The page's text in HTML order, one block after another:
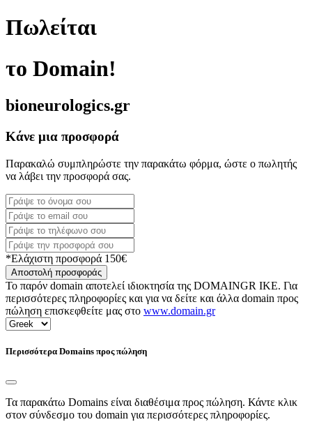
Πωλείται
το Domain!
bioneurologics.gr
Κάνε μια προσφορά
Παρακαλώ συμπληρώστε την παρακάτω φόρμα, ώστε ο πωλητής
να λάβει την προσφορά σας.
*Ελάχιστη προσφορά 150€
Αποστολή προσφοράς
Το παρόν domain αποτελεί ιδιοκτησία της DOMAINGR ΙΚΕ. Για
περισσότερες πληροφορίες και για να δείτε και άλλα domain προς
πώληση επισκεφθείτε μας στο www.domain.gr
Περισσότερα Domains προς πώληση
Τα παρακάτω Domains είναι διαθέσιμα προς πώληση. Κάντε κλικ
στον σύνδεσμο του domain για περισσότερες πληροφορίες.